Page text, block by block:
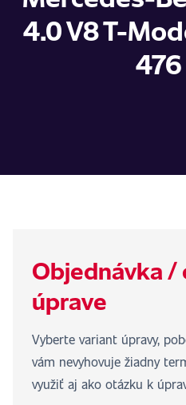
4.0 V8 T-
Objednávka /
úprave
Vyberte variant úpravy,
vám nevyhovuje žiadny
využiť aj ako otázku k